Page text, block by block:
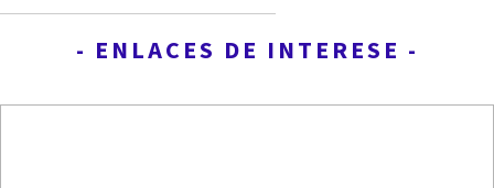
- ENLACES DE INTERESE -